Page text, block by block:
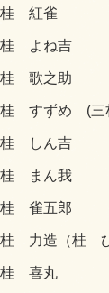
桂 紅雀
桂 よね吉
桂 歌之助
桂 すずめ (三
桂 しん吉
桂 まん我
桂 雀五郎
桂 力造（桂 ひ
桂 喜丸